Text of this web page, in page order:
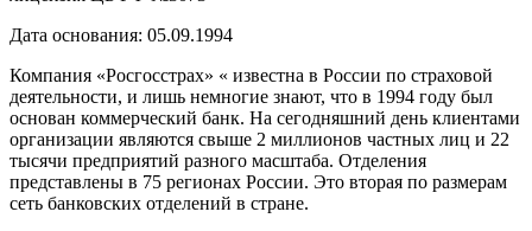
Дата основания: 05.09.1994
Компания «Росгосстрах» « известна в России по страховой
деятельности, и лишь немногие знают, что в 1994 году был
основан коммерческий банк. На сегодняшний день клиентами
организации являются свыше 2 миллионов частных лиц и 22
тысячи предприятий разного масштаба. Отделения
представлены в 75 регионах России. Это вторая по размерам
сеть банковских отделений в стране.